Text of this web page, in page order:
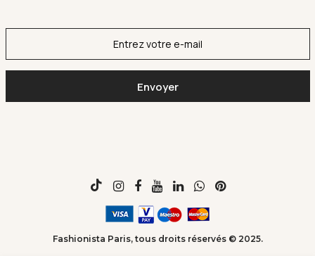
Fashionista Paris, tous droits réservés © 2025.